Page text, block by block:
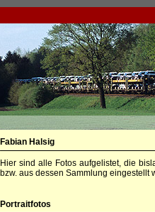
Fabian Halsig
Hier sind alle Fotos aufgelistet, die
bzw. aus dessen Sammlung eingestellt
Portraitfotos